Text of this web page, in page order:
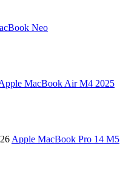
Neo
MacBook Air M4 2025
Apple MacBook Pro 14 M5